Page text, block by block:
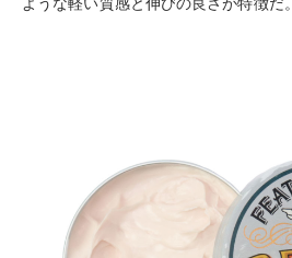
ような軽い質感と伸びの良さが特徴だ。